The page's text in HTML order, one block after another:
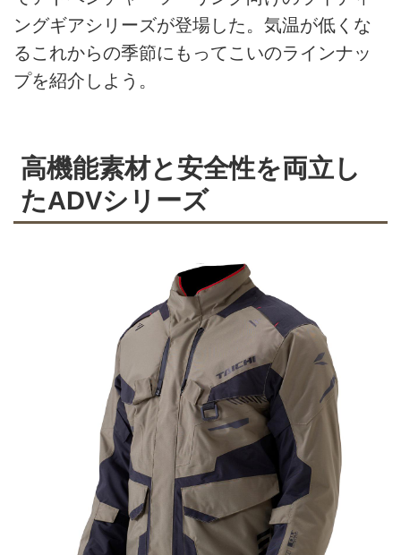
ングギアシリーズが登場した。気温が低くな
るこれからの季節にもってこいのラインナッ
プを紹介しよう。
高機能素材と安全性を両立し
たADVシリーズ